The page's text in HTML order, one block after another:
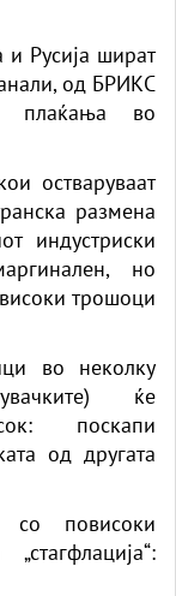
Русија шират
од БРИКС
плаќања во
остваруваат
размена
индустриски
но
трошоци
во неколку
ќе
поскапи
од другата
со повисоки